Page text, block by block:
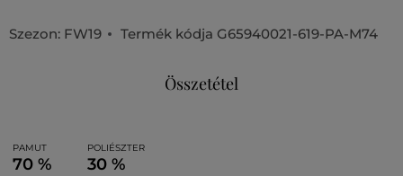
Szezon: FW19 Termék kódja G65940021-619-PA-M74
Összetétel
PAMUT
70 %
POLIÉSZTER
30 %